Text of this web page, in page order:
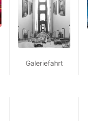
Galeriefahrt